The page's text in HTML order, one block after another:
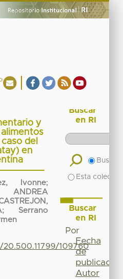
y
del
en
Ivonne;
; Serrano
109760
Buscar
en RI
Buscar
Esta
Buscar
en RI
Por
Fecha
de
publicación
Autor